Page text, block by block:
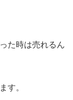
た時は売れるん
ます。